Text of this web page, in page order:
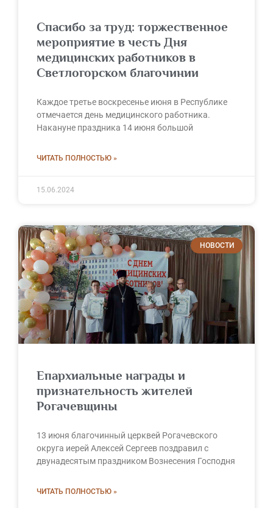
Спасибо за труд: торжественное
мероприятие в честь Дня
медицинских работников в
Светлогорском благочинии
Каждое третье воскресенье июня в Республике
отмечается день медицинского работника.
Накануне праздника 14 июня большой
ЧИТАТЬ ПОЛНОСТЬЮ »
15.06.2024
НОВОСТИ
Епархиальные награды и
признательность жителей
Рогачевщины
13 июня благочинный церквей Рогачевского
округа иерей Алексей Сергеев поздравил с
двунадесятым праздником Вознесения Господня
ЧИТАТЬ ПОЛНОСТЬЮ »